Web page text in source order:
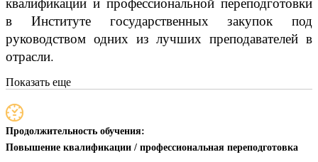
в Институте государственных закупок под
руководством одних из лучших преподавателей в
отрасли.
Показать еще
Продолжительность обучения:
Повышение квалификации / профессиональная переподготовка